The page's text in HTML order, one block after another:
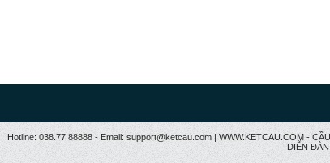
Hotline: 038.77 88888 - Email: support@ketcau.com | WWW.KETCAU.COM -
DIỄN